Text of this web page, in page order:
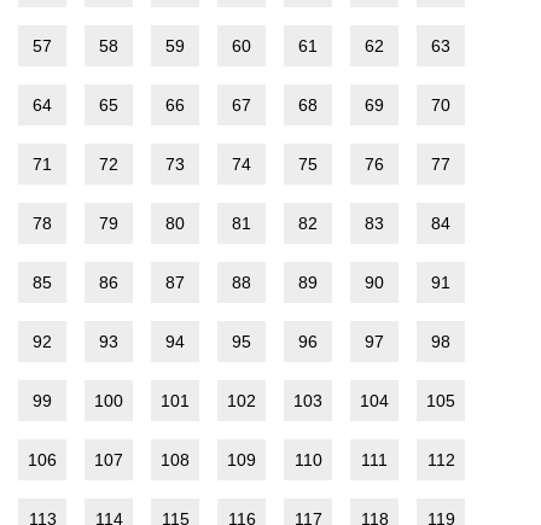
57 58 59 60 61 62 63
64 65 66 67 68 69 70
71 72 73 74 75 76 77
78 79 80 81 82 83 84
85 86 87 88 89 90 91
92 93 94 95 96 97 98
99 100 101 102 103 104 105
106 107 108 109 110 111 112
113 114 115 116 117 118 119